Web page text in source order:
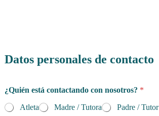
Datos personales de contacto
p
e
l
¿Quién está contactando con nosotros? *
Atleta
Madre / Tutora Padre / Tutor